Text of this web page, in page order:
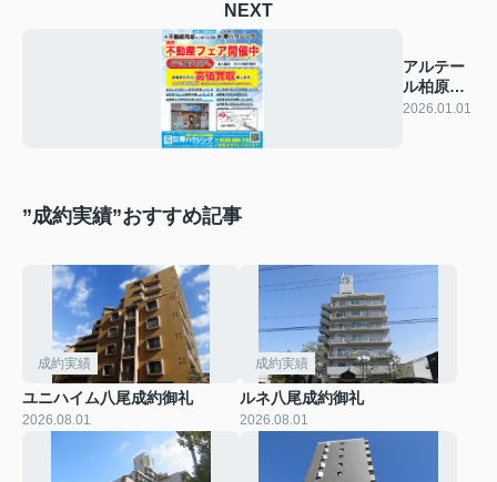
NEXT
アルテー
ル柏原成
約御礼
2026.01.01
”成約実績”おすすめ記事
成約実績
ユニハイム八尾成約御礼
2026.08.01
成約実績
ルネ八尾成約御礼
2026.08.01